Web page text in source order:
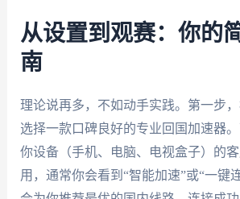
从设置到观赛：你的
南
理论说再多，不如动手实践。第一步，
选择一款口碑良好的专业回国加速器
你设备（手机、电脑、电视盒子）的
用，通常你会看到“智能加速”或“一键